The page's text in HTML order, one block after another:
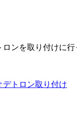
ンを取り付けに